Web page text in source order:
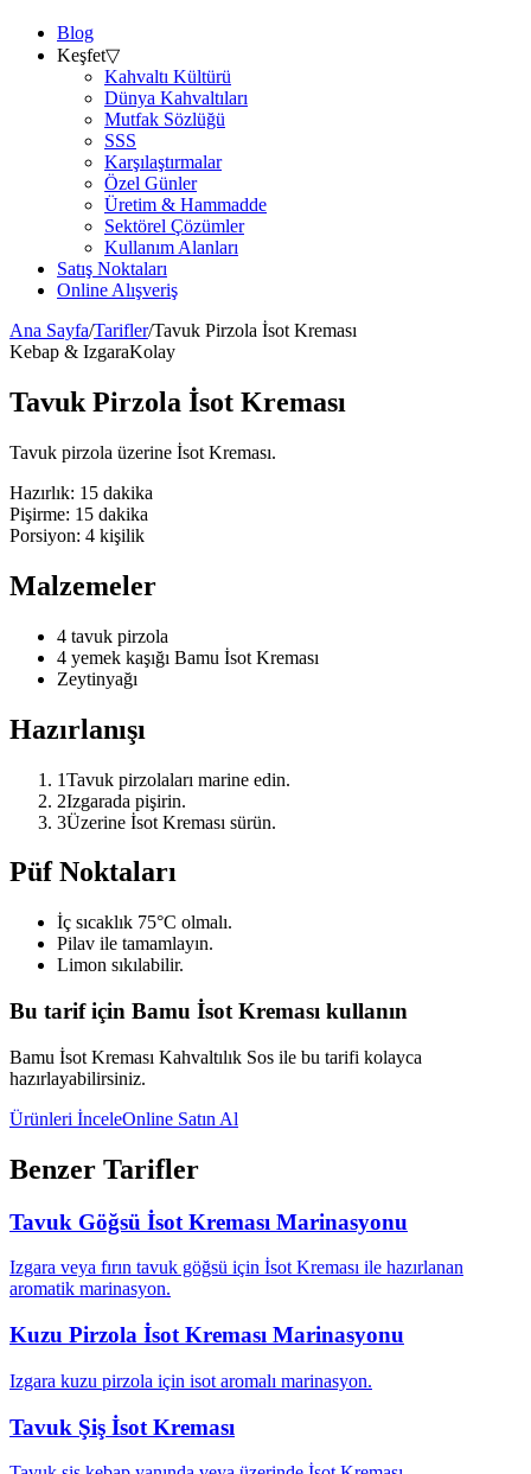
Blog
Keşfet▽
Kahvaltı Kültürü
Dünya Kahvaltıları
Mutfak Sözlüğü
SSS
Karşılaştırmalar
Özel Günler
Üretim & Hammadde
Sektörel Çözümler
Kullanım Alanları
Satış Noktaları
Online Alışveriş
Ana Sayfa/Tarifler/Tavuk Pirzola İsot Kreması
Kebap & IzgaraKolay
Tavuk Pirzola İsot Kreması
Tavuk pirzola üzerine İsot Kreması.
Hazırlık: 15 dakika
Pişirme: 15 dakika
Porsiyon: 4 kişilik
Malzemeler
4 tavuk pirzola
4 yemek kaşığı Bamu İsot Kreması
Zeytinyağı
Hazırlanışı
1Tavuk pirzolaları marine edin.
2Izgarada pişirin.
3Üzerine İsot Kreması sürün.
Püf Noktaları
İç sıcaklık 75°C olmalı.
Pilav ile tamamlayın.
Limon sıkılabilir.
Bu tarif için Bamu İsot Kreması kullanın
Bamu İsot Kreması Kahvaltılık Sos ile bu tarifi kolayca
hazırlayabilirsiniz.
Ürünleri İnceleOnline Satın Al
Benzer Tarifler
Tavuk Göğsü İsot Kreması Marinasyonu
Izgara veya fırın tavuk göğsü için İsot Kreması ile hazırlanan
aromatik marinasyon.
Kuzu Pirzola İsot Kreması Marinasyonu
Izgara kuzu pirzola için isot aromalı marinasyon.
Tavuk Şiş İsot Kreması